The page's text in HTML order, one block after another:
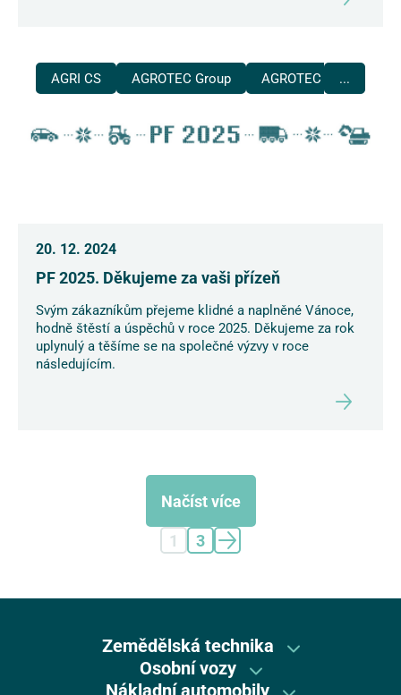
AGRI CS AGROTEC Group AGROTEC Plus
...
20. 12. 2024
PF 2025. Děkujeme za vaši přízeň
Svým zákazníkům přejeme klidné a naplněné Vánoce,
hodně štěstí a úspěchů v roce 2025. Děkujeme za rok
uplynulý a těšíme se na společné výzvy v roce
následujícím.
Načíst více
1
3
Zemědělská technika
Zemědělská technika
Osobní vozy
Nákladní automobily